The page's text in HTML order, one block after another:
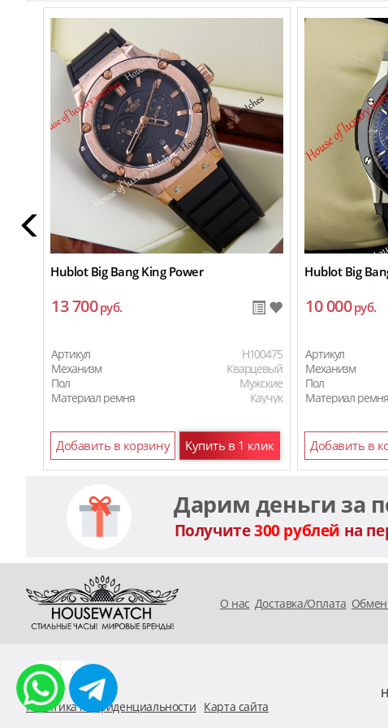
Hublot Big Bang King Power
13 700руб.
Артикул
H100475
Механизм
Кварцевый
Пол
Мужские
Материал ремня
Каучук
Добавить в корзину Купить в 1 клик
Hublot Big
10 000руб.
Артикул
Механизм
Пол
Материал ремня
Добавить в
Дарим деньги за
Получите300 рублей на
O нас Доставка/Оплата Обмен
Политика конфиденциальности Карта сайта